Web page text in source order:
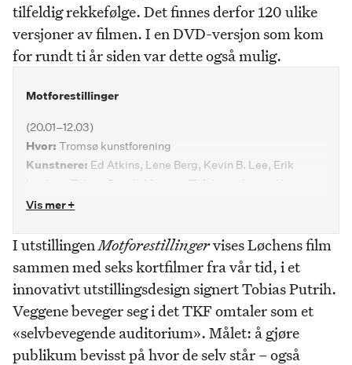
tilfeldig rekkefølge. Det finnes derfor 120 ulike
versjoner av filmen. I en DVD-versjon som kom
for rundt ti år siden var dette også mulig.
Motforestillinger
(20.01–12.03)
Hvor: Tromsø kunstforening
Kunstnere: Ed Atkins, Lene Berg, Kevin B. Lee, Erik
Løchen, Tobias Putrih, Maryam Tafakory, James Kienitz
Wilkins, Rehana Zaman.
Åpning:
19.01 kl. 18 – 21
Vis mer +
I utstillingen Motforestillingervises Løchens film
sammen med seks kortfilmer fra vår tid, i et
innovativt utstillingsdesign signert Tobias Putrih.
Veggene beveger seg i det TKF omtaler som et
«selvbevegende auditorium». Målet: å gjøre
publikum bevisst på hvor de selv står – også